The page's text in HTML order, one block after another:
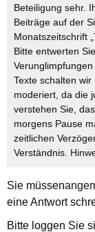
Beteiligung sehr.
Beiträge auf der
Monatszeitschrift
Bitte entwerten
Texte schalten
moderiert, da die
verstehen Sie,
morgens Pause
zeitlichen
Verständnis.
Sie müssen
eine Antwort
Bitte loggen Sie